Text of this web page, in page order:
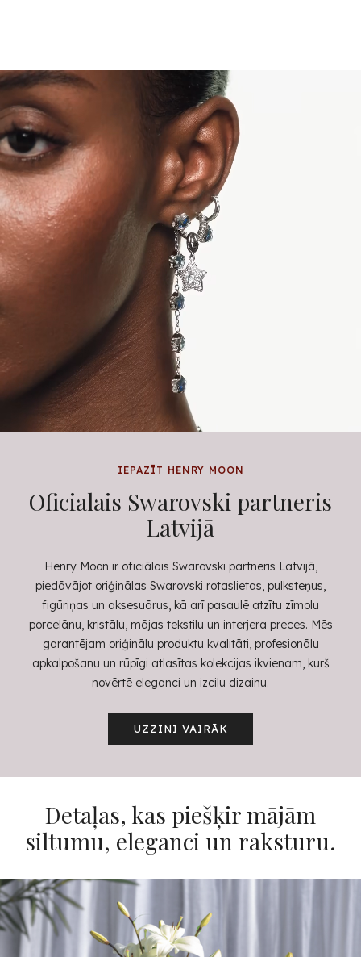
IEPAZĪT HENRY MOON
Oficiālais Swarovski partneris
Latvijā
Henry Moon ir oficiālais Swarovski partneris Latvijā,
piedāvājot oriģinālas Swarovski rotaslietas, pulksteņus,
figūriņas un aksesuārus, kā arī pasaulē atzītu zīmolu
porcelānu, kristālu, mājas tekstilu un interjera preces. Mēs
garantējam oriģinālu produktu kvalitāti, profesionālu
apkalpošanu un rūpīgi atlasītas kolekcijas ikvienam, kurš
novērtē eleganci un izcilu dizainu.
UZZINI VAIRĀK
Detaļas, kas piešķir mājām
siltumu, eleganci un raksturu.